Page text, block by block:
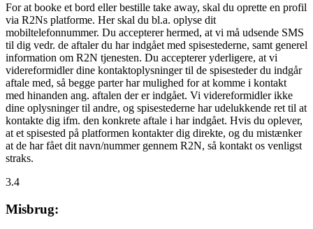
For at booke et bord eller bestille take away, skal du oprette en profil
via R2Ns platforme. Her skal du bl.a. oplyse dit
mobiltelefonnummer. Du accepterer hermed, at vi må udsende SMS
til dig vedr. de aftaler du har indgået med spisestederne, samt generel
information om R2N tjenesten. Du accepterer yderligere, at vi
videreformidler dine kontaktoplysninger til de spisesteder du indgår
aftale med, så begge parter har mulighed for at komme i kontakt
med hinanden ang. aftalen der er indgået. Vi videreformidler ikke
dine oplysninger til andre, og spisestederne har udelukkende ret til at
kontakte dig ifm. den konkrete aftale i har indgået. Hvis du oplever,
at et spisested på platformen kontakter dig direkte, og du mistænker
at de har fået dit navn/nummer gennem R2N, så kontakt os venligst
straks.
3.4
Misbrug: